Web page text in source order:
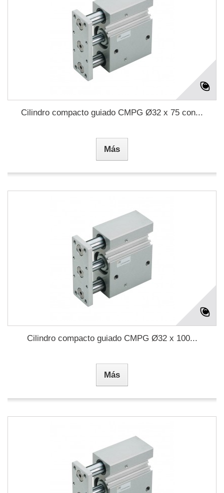
Cilindro compacto guiado CMPG Ø32 x 75 con...
Más
Cilindro compacto guiado CMPG Ø32 x 100...
Más